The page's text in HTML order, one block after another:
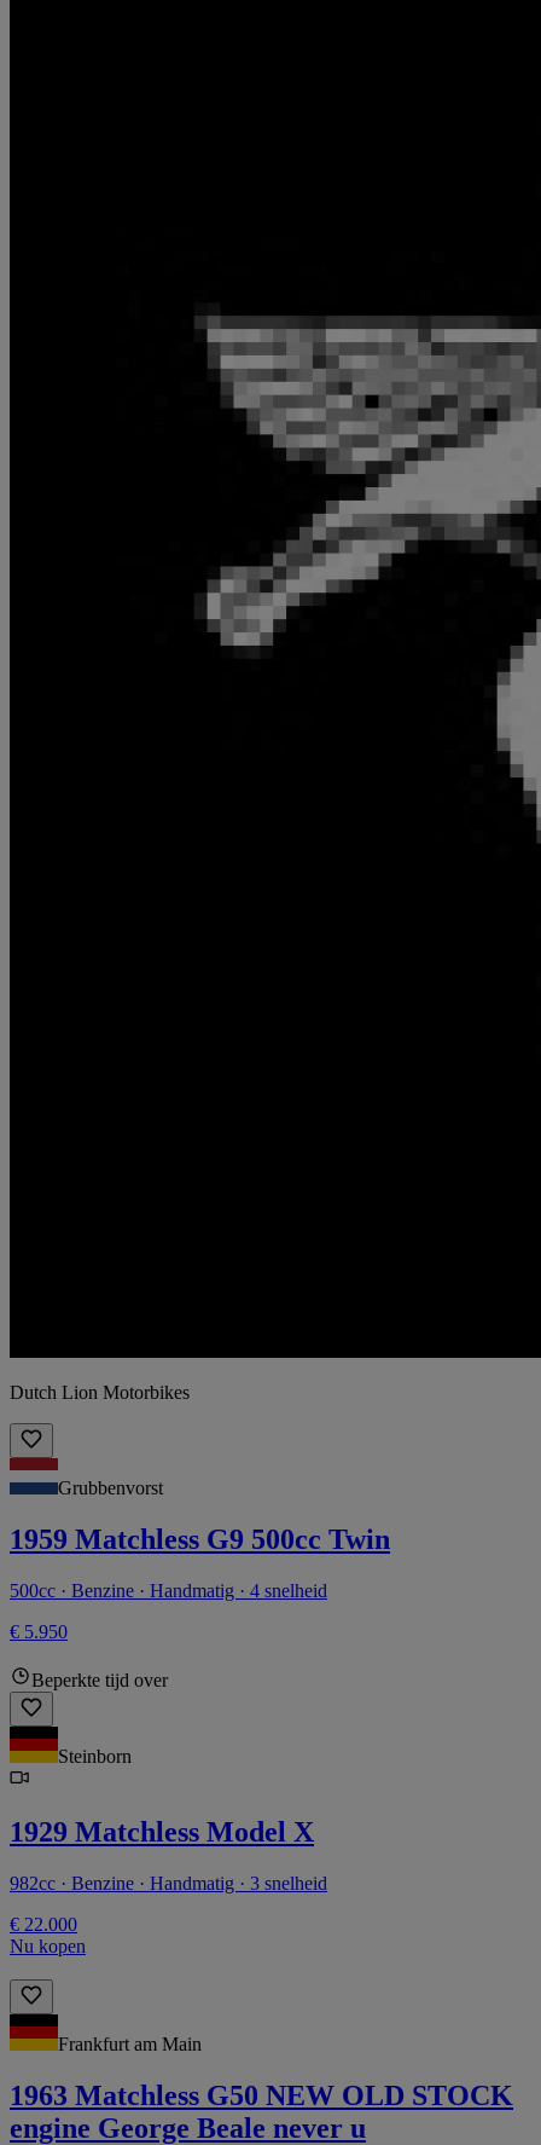
Dutch Lion Motorbikes
Grubbenvorst
1959 Matchless G9 500cc Twin
500cc · Benzine · Handmatig · 4 snelheid
€ 5.950
Beperkte tijd over
Steinborn
1929 Matchless Model X
982cc · Benzine · Handmatig · 3 snelheid
€ 22.000
Nu kopen
Frankfurt am Main
1963 Matchless G50 NEW OLD STOCK
engine George Beale never u